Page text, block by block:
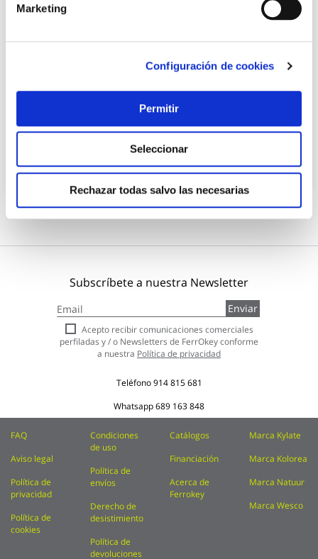
Marketing
Configuración de cookies
Permitir
Seleccionar
Rechazar todas salvo las necesarias
vanadio ironside
Ironside
29,60 €
Añadir al carrito
Subscríbete a nuestra Newsletter
a
nuestro
boletín
de
Enviar
Acepto recibir comunicaciones comerciales
perfiladas y / o Newsletters de FerrOkey conforme
a nuestra Política de privacidad
Teléfono914 815 681
Whatsapp689 163 848
FAQ
Aviso legal
Política de
privacidad
Política de
cookies
Condiciones
de uso
Política de
envíos
Derecho de
desistimiento
Política de
devoluciones
Catálogos
Financiación
Acerca de
Ferrokey
Marca Kylate
Marca Kolorea
Marca Natuur
Marca Wesco